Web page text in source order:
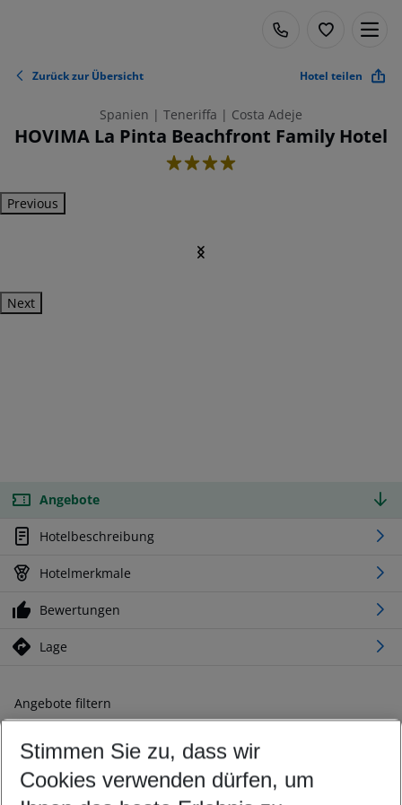
Zurück zur Übersicht Hotel teilen
Spanien | Teneriffa | Costa Adeje
HOVIMA La Pinta Beachfront Family Hotel
4
Previous
Next
Angebote
Hotelbeschreibung
Hotelmerkmale
Bewertungen
Lage
Angebote filtern
Ändern Sie Ihre Kriterien nach Ihren Wünschen
Abflughafen wählen
Beliebiger Abflughafen
Reisezeitraum wählen
Stimmen Sie zu, dass wir
Cookies verwenden dürfen, um